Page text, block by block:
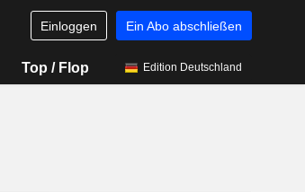
Einloggen Ein Abo abschließen
Top / Flop Edition Deutschland